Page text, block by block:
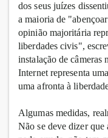
dos seus juízes
a maioria de
opinião majoritária
liberdades civis",
instalação de câmeras
Internet representa
uma afronta à
Algumas medidas,
Não se deve dizer que